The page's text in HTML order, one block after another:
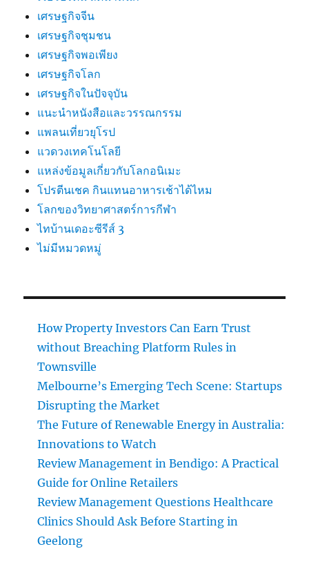
เศรษฐกิจจีน
เศรษฐกิจชุมชน
เศรษฐกิจพอเพียง
เศรษฐกิจโลก
เศรษฐกิจในปัจจุบัน
แนะนำหนังสือและวรรณกรรม
แพลนเที่ยวยุโรป
แวดวงเทคโนโลยี
แหล่งข้อมูลเกี่ยวกับโลกอนิเมะ
โปรตีนเชค กินแทนอาหารเช้าได้ไหม
โลกของวิทยาศาสตร์การกีฬา
ไทบ้านเดอะซีรีส์ 3
ไม่มีหมวดหมู่
How Property Investors Can Earn Trust
without Breaching Platform Rules in
Townsville
Melbourne’s Emerging Tech Scene: Startups
Disrupting the Market
The Future of Renewable Energy in Australia:
Innovations to Watch
Review Management in Bendigo: A Practical
Guide for Online Retailers
Review Management Questions Healthcare
Clinics Should Ask Before Starting in
Geelong